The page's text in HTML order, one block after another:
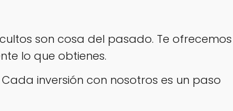
son cosa del pasado. Te ofrecemos
lo que obtienes.
inversión con nosotros es un paso